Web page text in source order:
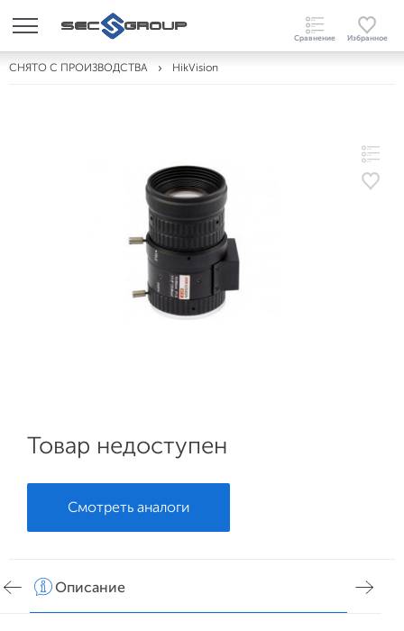
СНЯТО С ПРОИЗВОДСТВА HikVision
Товар недоступен
Смотреть аналоги
Описание